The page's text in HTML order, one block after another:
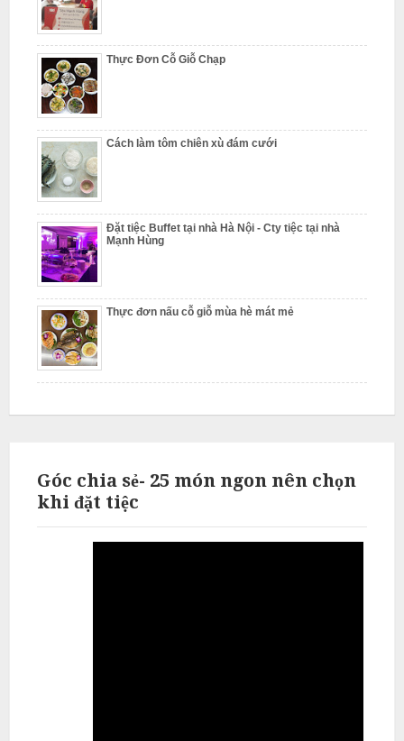
Thực Đơn Cỗ Giỗ Chạp
Cách làm tôm chiên xù đám cưới
Đặt tiệc Buffet tại nhà Hà Nội - Cty tiệc tại nhà
Mạnh Hùng
Thực đơn nấu cỗ giỗ mùa hè mát mẻ
Góc chia sẻ- 25 món ngon nên chọn
khi đặt tiệc